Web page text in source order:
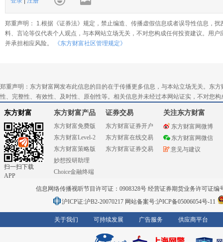
郑重声明： 1.根据《证券法》规定，禁止编造、传播虚假信息或者误导性信息，
料、言论等仅代表个人观点，与本网站立场无关，不对您构成任何投资建议。用
并承担相应风险。
《东方财富社区管理规定》
郑重声明：东方财富网发布此信息的目的在于传播更多信息，与本站立场无关。东
性、完整性、有效性、及时性、原创性等。相关信息并未经过本网站证实，不对您
东方财富
扫一扫下载
APP
东方财富产品
东方财富免费版
东方财富Level-2
东方财富策略版
妙想投研助理
Choice金融终端
证券交易
东方财富证券开户
东方财富在线交易
东方财富证券交易
关注东方财富
东方财富网微博
东方财富网微信
意见与建议
信息网络传播视听节目许可证：0908328号 经营证券期货业务许可证编
沪ICP证:沪B2-20070217 网站备案号:沪ICP备05006054号-11
关于我们 可持续发展 广告服务 供应商平台